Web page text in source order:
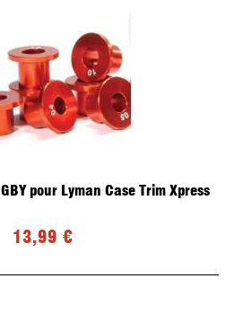
pour Lyman Case Trim Xpress
13,99 €